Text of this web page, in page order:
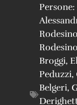
Persone:
Rodesino
Rodesino
Broggi,
Peduzzi,
Belgeri,